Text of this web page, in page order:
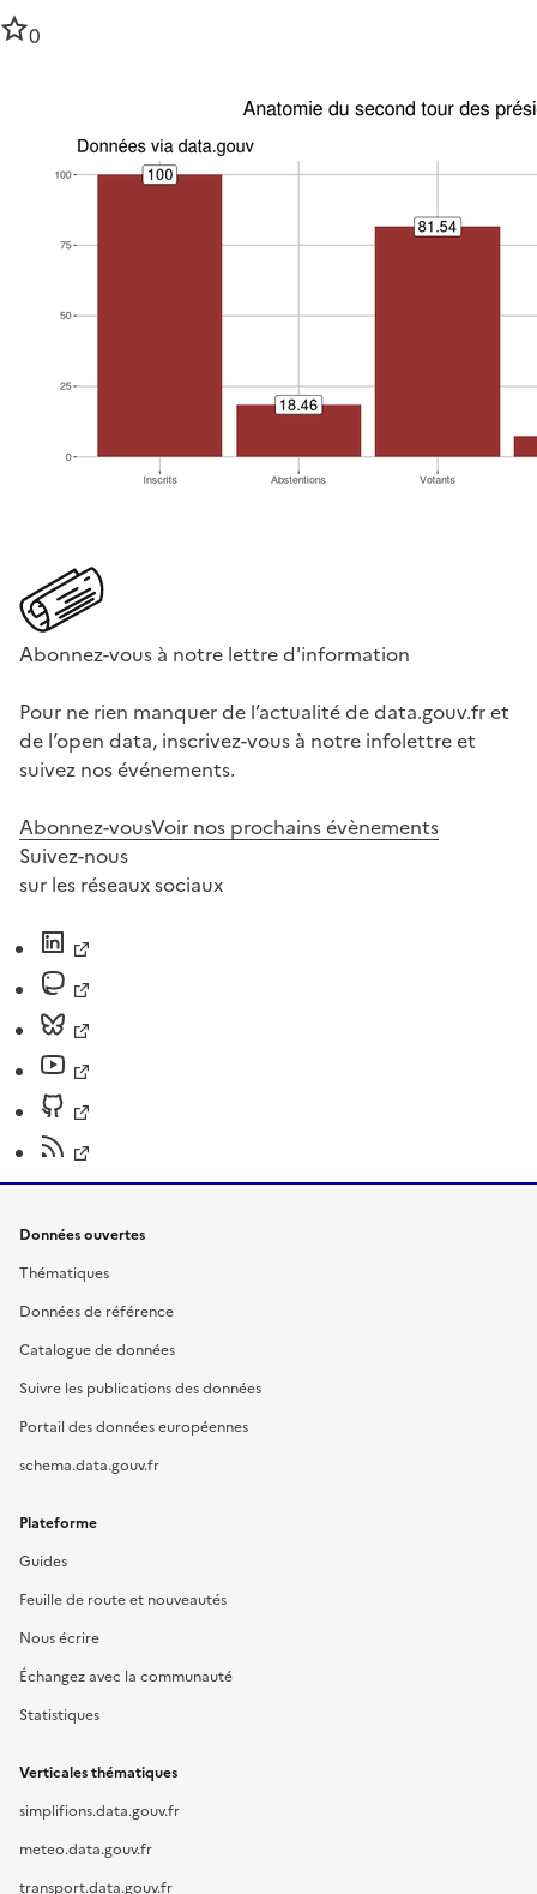
0
Abonnez-vous à notre lettre d'information
Pour ne rien manquer de l’actualité de data.gouv.fr et
de l’open data, inscrivez-vous à notre infolettre et
suivez nos événements.
Abonnez-vousVoir nos prochains évènements
Suivez-nous
sur les réseaux sociaux
Données ouvertes
Thématiques
Données de référence
Catalogue de données
Suivre les publications des données
Portail des données européennes
schema.data.gouv.fr
Plateforme
Guides
Feuille de route et nouveautés
Nous écrire
Échangez avec la communauté
Statistiques
Verticales thématiques
simplifions.data.gouv.fr
meteo.data.gouv.fr
transport.data.gouv.fr